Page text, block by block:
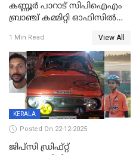
കണ്ണൂർ പാറാട് സിപിഐഎം
ബ്രാഞ്ച് കമ്മിറ്റി ഓഫിസിൽ
ചിത്രങ്ങളടക്കം കത്തിയ
നിലയിൽ
1 Min Read View All
KERALA
Posted On 22-12-2025
ജിപ്സി ഡ്രിഫ്റ്റ്